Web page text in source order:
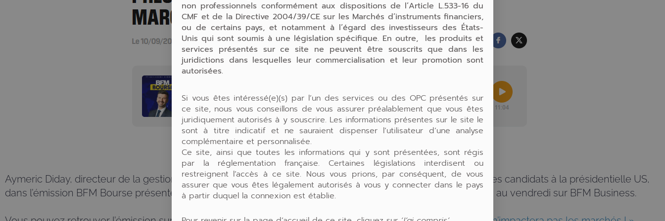
Aymeric Diday, directeur de la gestion chez Pergam, s’est penché sur l’indifférence des marchés au débat des candidats à la présidentielle US,
dans l’émission BFM Bourse présentée par Guillaume Sommerer. BFM Bourse est à voir ou écouter du lundi au vendredi sur BFM Business.
non professionnels conformément aux dispositions de l’Article L.533-16 du
CMF et de la Directive 2004/39/CE sur les Marchés d’instruments financiers,
ou de certains pays, et notamment à l’égard des investisseurs des États-
Unis qui sont soumis à une législation spécifique. En outre, les produits et
services présentés sur ce site ne peuvent être souscrits que dans les
juridictions dans lesquelles leur commercialisation et leur promotion sont
autorisées.
Si vous êtes intéressé(e)(s) par l’un des services ou des OPC présentés sur
ce site, nous vous conseillons de vous assurer préalablement que vous êtes
juridiquement autorisés à y souscrire. Les informations présentes sur le site le
sont à titre indicatif et ne sauraient dispenser l’utilisateur d’une analyse
complémentaire et personnalisée.
Ce site, ainsi que toutes les informations qui y sont présentées, sont régis
par la réglementation française. Certaines législations interdisent ou
restreignent l’accès à ce site. Nous vous prions, par conséquent, de vous
assurer que vous êtes légalement autorisés à vous y connecter dans le pays
à partir duquel la connexion est établie.